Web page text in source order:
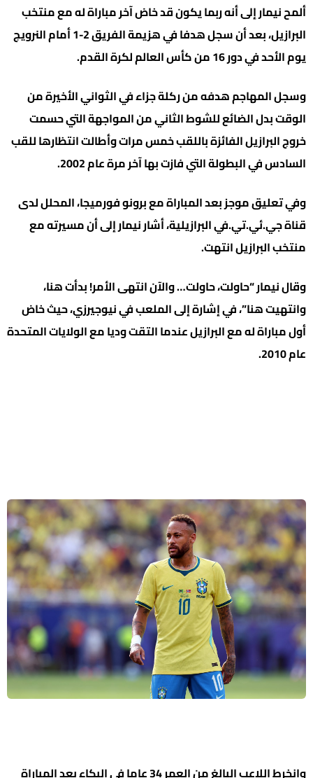
ألمح نيمار إلى أنه ربما يكون قد خاض آخر مباراة له مع منتخب
البرازيل، بعد أن سجل هدفا في هزيمة الفريق 2-1 أمام النرويج
يوم الأحد في دور 16 من كأس العالم لكرة القدم.
وسجل المهاجم هدفه من ركلة جزاء في الثواني الأخيرة من
الوقت بدل الضائع للشوط الثاني من المواجهة التي حسمت
خروج البرازيل الفائزة باللقب خمس مرات وأطالت انتظارها للقب
السادس في البطولة التي فازت بها آخر مرة عام 2002.
وفي تعليق موجز بعد المباراة مع برونو فورميجا، المحلل لدى
قناة جي.ئي.تي.في البرازيلية، أشار نيمار إلى أن مسيرته مع
منتخب البرازيل انتهت.
وقال نيمار “حاولت، حاولت… والآن انتهى الأمر! بدأت هنا،
وانتهيت هنا”، في إشارة إلى الملعب في نيوجيرزي، حيث خاض
أول مباراة له مع البرازيل عندما التقت وديا مع الولايات المتحدة
عام 2010.
وانخرط اللاعب البالغ من العمر 34 عاما في البكاء بعد المباراة